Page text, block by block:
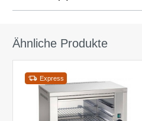
Ähnliche Produkte
Express